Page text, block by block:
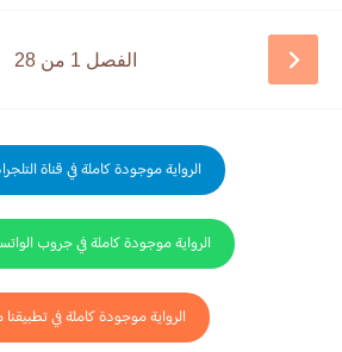
الفصل 1 من 28
الرواية موجودة كاملة في قناة
الرواية موجودة كاملة في جروب
الرواية موجودة كاملة في